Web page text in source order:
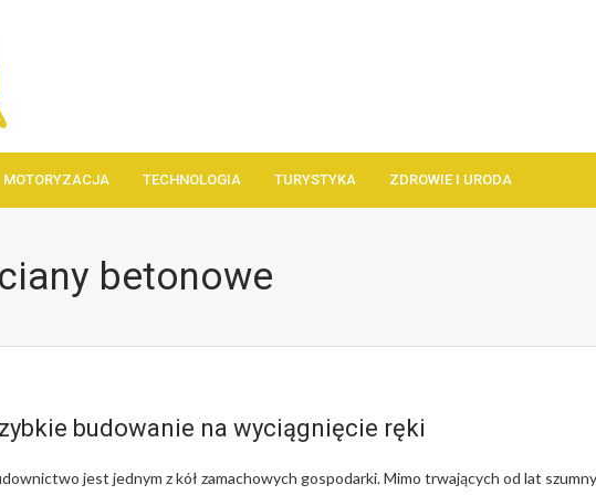
MOTORYZACJA TECHNOLOGIA TURYSTYKA ZDROWIE I URODA
betonowe
budowanie na wyciągnięcie ręki
jest jednym z kół zamachowych gospodarki. Mimo trwających od lat